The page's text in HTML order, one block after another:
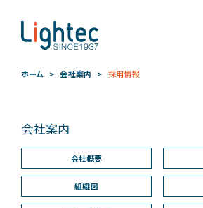
ホーム 会社案内 採用情報
会社案内
会社概要
組織図